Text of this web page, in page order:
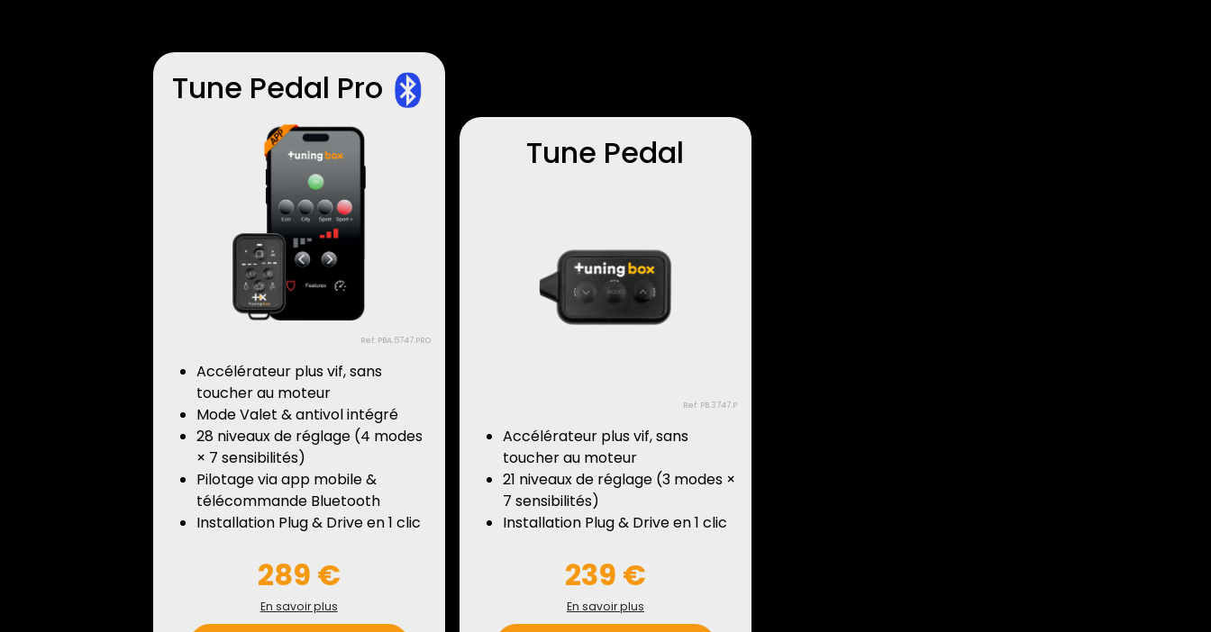
Tune Pedal Pro
Ref: PBA.5747.PRO
Accélérateur plus vif, sans
toucher au moteur
Mode Valet & antivol intégré
28 niveaux de réglage (4 modes
× 7 sensibilités)
Pilotage via app mobile &
télécommande Bluetooth
Installation Plug & Drive en 1 clic
289 €
En savoir plus
Tune Pedal
Ref: PB.3747.P
Accélérateur plus vif, sans
toucher au moteur
21 niveaux de réglage (3 modes ×
7 sensibilités)
Installation Plug & Drive en 1 clic
239 €
En savoir plus